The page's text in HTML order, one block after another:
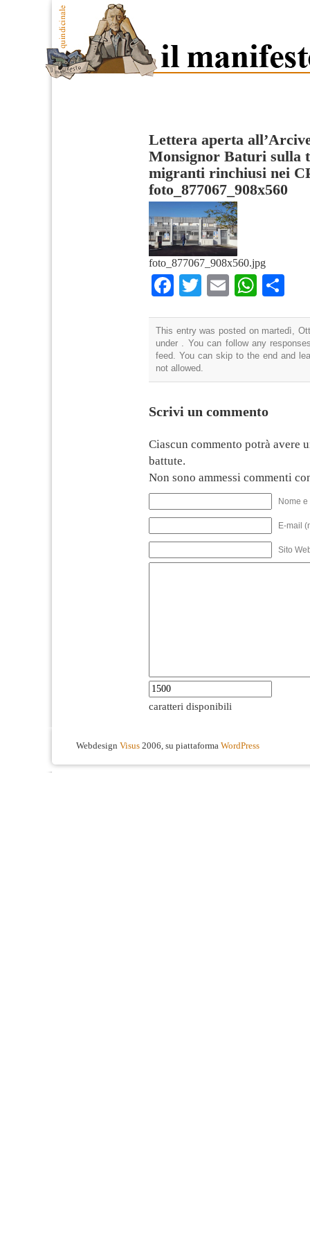
Lettera aperta
Monsignor Baturi sulla
migranti rinchiusi nei
foto_877067_908x560
foto_877067_908x560.jpg
Facebook
TwitterEmail
This entry was posted on martedì,
under . You can follow any
feed. You can skip to the end and
not allowed.
Scrivi un commento
Ciascun commento potrà avere
battute.
Non sono ammessi commenti
Nome
E-mail
Sito
caratteri disponibili
Webdesign Visus 2006, su piattaforma WordPress